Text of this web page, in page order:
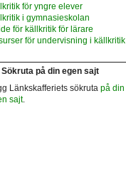
för yngre elever
i gymnasieskolan
för källkritik för lärare
för undervisning i källkritik
Sökruta på din egen sajt
Länkskafferiets sökruta på din
sajt.